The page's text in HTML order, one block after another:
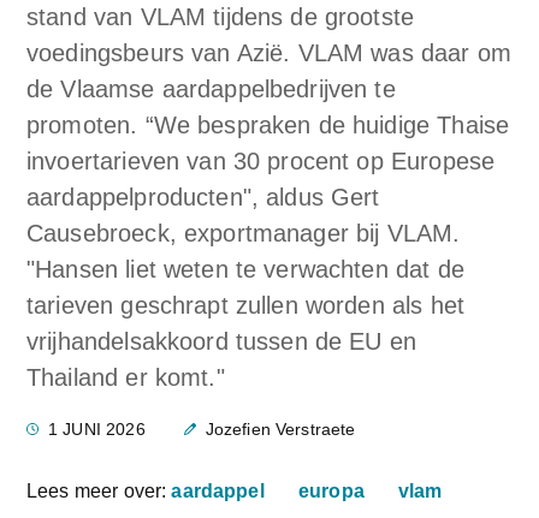
stand van VLAM tijdens de grootste
voedingsbeurs van Azië. VLAM was daar om
de Vlaamse aardappelbedrijven te
promoten. “We bespraken de huidige Thaise
invoertarieven van 30 procent op Europese
aardappelproducten", aldus Gert
Causebroeck, exportmanager bij VLAM.
"Hansen liet weten te verwachten dat de
tarieven geschrapt zullen worden als het
vrijhandelsakkoord tussen de EU en
Thailand er komt."
1 JUNI 2026 Jozefien Verstraete
Lees meer over:aardappel europa
vlam